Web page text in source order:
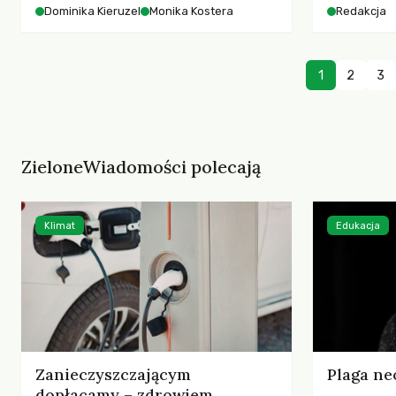
współczesnego miasta.
Dominika Kieruzel Monika Kostera Redakcja
1 2 3
ZieloneWiadomości polecają
Zanieczyszczającym
Klimat
Plaga
Edukacja